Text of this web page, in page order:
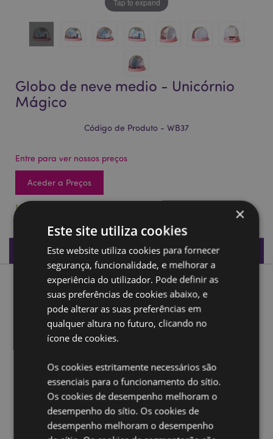
Globo de neve medio - Unicórnio
Mágico
Código de Produto - WB37
Entre para ver nossos preços
Aceder a Preços
159 em stock
Especificações do Produto
Descrição do Produto
Globo de neve medio - Unicórnio Mágico
Material:Plástico e Brilhante
Ampliar informação:
Quer saber mais acerca de comprar na Puckator?
a nossaGuia de informação para o cliente.
Caracteristicas do Produto
×
Este site utiliza cookies
Este website utiliza cookies para fornecer
segurança, funcionalidade, e melhorar a
experiência do utilizador. Pode definir as
suas preferências de cookies abaixo, e
pode alterar as suas preferências em
qualquer altura no futuro, clicando no
ícone de cookies.
Os cookies estritamente necessários são
essenciais para o funcionamento do sítio.
Os cookies de desempenho melhoram o
desempenho do sítio. Os cookies de
desempenho melhoram o desempenho